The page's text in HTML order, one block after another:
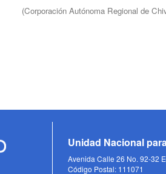
(Corporación Autónoma Regional de
Unidad Nacional
Avenida Calle 26 No. 92-32
Código Postal: 111071